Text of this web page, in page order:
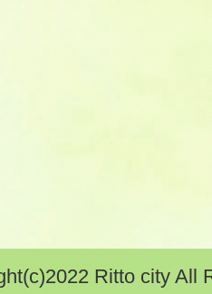
Ritto city All